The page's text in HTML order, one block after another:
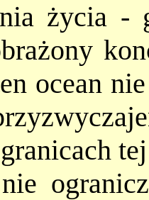
życia -
ocean